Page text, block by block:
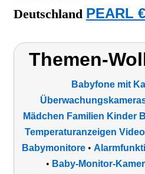
Deutschland PEARL
Themen-
Babyfone mit
Mädchen Familien Kinder
Temperaturanzeigen
Babymonitore•
• Baby-Monitor-